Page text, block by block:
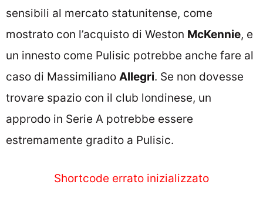
sensibili al mercato statunitense, come
mostrato con l’acquisto di Weston McKennie, e
un innesto come Pulisic potrebbe anche fare al
caso di Massimiliano Allegri. Se non dovesse
trovare spazio con il club londinese, un
approdo in Serie A potrebbe essere
estremamente gradito a Pulisic.
Shortcode errato inizializzato